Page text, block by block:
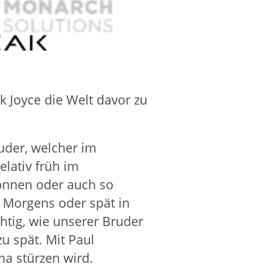
Joyce die Welt davor zu
welcher im
früh im
oder auch so
oder spät in
wie unserer Bruder
spät. Mit Paul
stürzen wird.